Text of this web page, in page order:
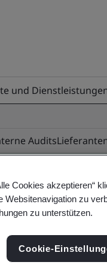
und
Audits
-
Cookies akzeptieren“
Websitenavigation zu
zu unterstützen.
Cookie-